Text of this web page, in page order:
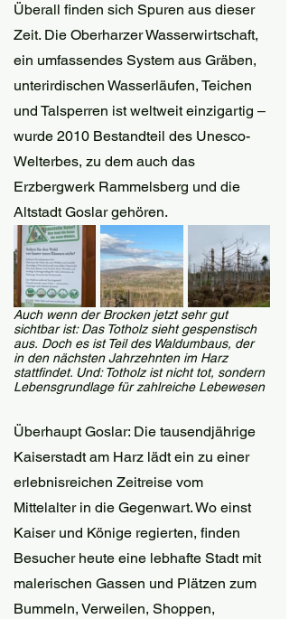
Überall finden sich Spuren aus dieser
Zeit. Die Oberharzer Wasserwirtschaft,
ein umfassendes System aus Gräben,
unterirdischen Wasserläufen, Teichen
und Talsperren ist weltweit einzigartig –
wurde 2010 Bestandteil des Unesco-
Welterbes, zu dem auch das
Erzbergwerk Rammelsberg und die
Altstadt Goslar gehören.
Auch wenn der Brocken jetzt sehr gut
sichtbar ist: Das Totholz sieht gespenstisch
aus. Doch es ist Teil des Waldumbaus, der
in den nächsten Jahrzehnten im Harz
stattfindet. Und: Totholz ist nicht tot, sondern
Lebensgrundlage für zahlreiche Lebewesen
Überhaupt Goslar: Die tausendjährige
Kaiserstadt am Harz lädt ein zu einer
erlebnisreichen Zeitreise vom
Mittelalter in die Gegenwart. Wo einst
Kaiser und Könige regierten, finden
Besucher heute eine lebhafte Stadt mit
malerischen Gassen und Plätzen zum
Bummeln, Verweilen, Shoppen,